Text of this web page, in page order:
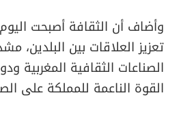
وأضاف أن الثقافة أصبحت
تعزيز العلاقات بين البلدين،
الصناعات الثقافية المغربية
القوة الناعمة للمملكة على